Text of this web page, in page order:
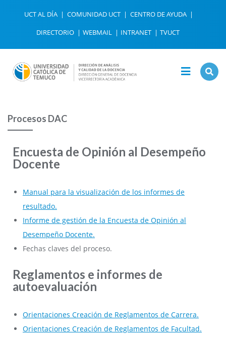
UCT AL DÍA COMUNIDAD UCT
CENTRO DE AYUDA
DIRECTORIO
WEBMAIL INTRANET TVUCT
Procesos DAC
Encuesta de Opinión al Desempeño
Docente
Manual para la visualización de los informes de
resultado.
Informe de gestión de la Encuesta de Opinión al
Desempeño Docente.
Fechas claves del proceso.
Reglamentos e informes de
autoevaluación
Orientaciones Creación de Reglamentos de Carrera.
Orientaciones Creación de Reglamentos de Facultad.